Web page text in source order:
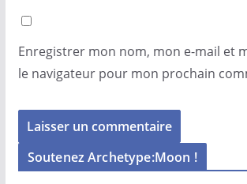
Enregistrer mon nom, mon e-mail et
le navigateur pour mon prochain
Soutenez Archetype:Moon !